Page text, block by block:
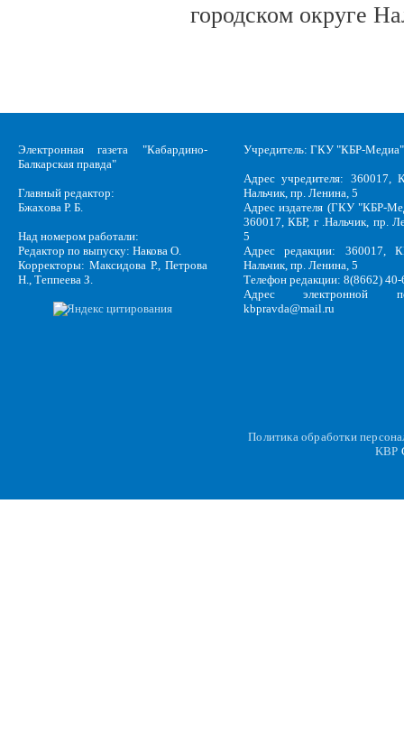
городском округе
Электронная газета "Кабардино-
Балкарская правда"
Главный редактор:
Бжахова Р. Б.
Над номером работали:
Редактор по выпуску: Накова О.
Корректоры: Максидова Р., Петрова
Н., Теппеева З.
Учредитель: ГКУ "КБР-Медиа"
Адрес учредителя: 360017,
Нальчик, пр. Ленина, 5
Адрес издателя (ГКУ "КБР-
360017, КБР, г .Нальчик, пр.
5
Адрес редакции: 360017,
Нальчик, пр. Ленина, 5
Телефон редакции: 8(8662)
Адрес электронной
kbpravda@mail.ru
Политика обработки
KBP